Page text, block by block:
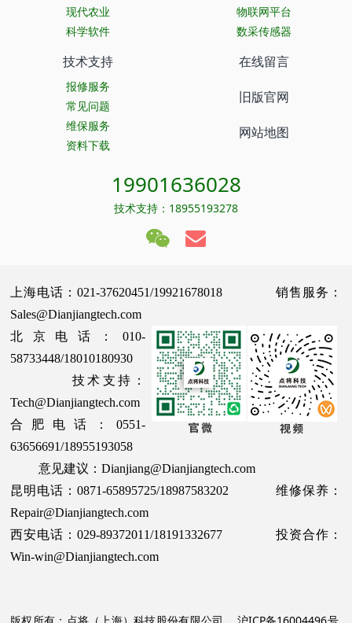
现代农业
科学软件
物联网平台
数采传感器
技术支持
报修服务
常见问题
维保服务
资料下载
在线留言
旧版官网
网站地图
19901636028
技术支持：18955193278
上海电话：021-37620451/19921678018 销售服务：
Sales@Dianjiangtech.com
北京电话：010-
58733448/18010180930
技术支持：
Tech@Dianjiangtech.com
合肥电话：0551-
63656691/18955193058
意见建议：Dianjiang@Dianjiangtech.com
昆明电话：0871-65895725/18987583202 维修保养：
Repair@Dianjiangtech.com
西安电话：029-89372011/18191332677 投资合作：
Win-win@Dianjiangtech.com